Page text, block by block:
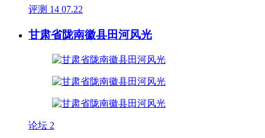
评测 14 07.22
甘肃省陇南徽县田河风光
论坛 2